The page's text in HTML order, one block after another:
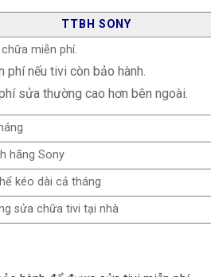
TTBH SONY
miễn phí.
phí nếu tivi còn bảo hành.
sửa thường cao hơn bên ngoài.
hãng Sony
kéo dài cả tháng
sửa chữa tivi tại nhà